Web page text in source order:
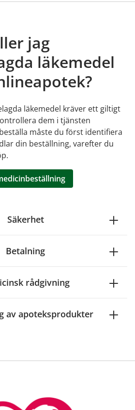
jag
läkemedel
läkemedel kräver ett giltigt
dem i tjänsten
måste du först identifiera
din beställning, varefter du
Säkerhet
Betalning
rådgivning
av apoteksprodukter